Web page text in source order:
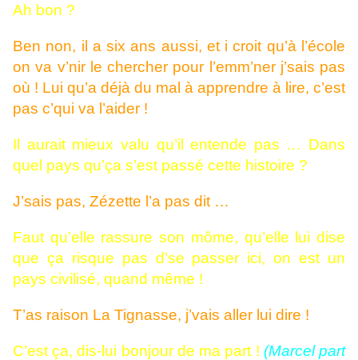
Ah bon ?
Ben non, il a six ans aussi, et i croit qu’à l’école
on va v’nir le chercher pour l’emm’ner j’sais pas
où ! Lui qu’a déjà du mal à apprendre à lire, c’est
pas c’qui va l’aider !
Il aurait mieux valu qu’il entende pas … Dans
quel pays qu’ça s’est passé cette histoire ?
J’sais pas, Zézette l’a pas dit …
Faut qu’elle rassure son môme, qu’elle lui dise
que ça risque pas d’se passer ici, on est un
pays civilisé, quand même !
T’as raison La Tignasse, j’vais aller lui dire !
C’est ça, dis-lui bonjour de ma part ! (Marcel part